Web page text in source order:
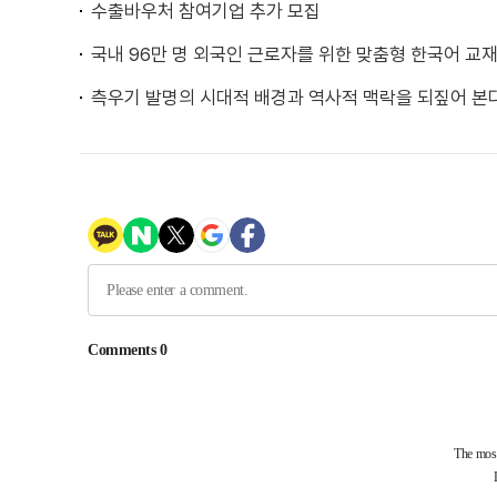
수출바우처 참여기업 추가 모집
국내 96만 명 외국인 근로자를 위한 맞춤형 한국어 교
측우기 발명의 시대적 배경과 역사적 맥락을 되짚어 본